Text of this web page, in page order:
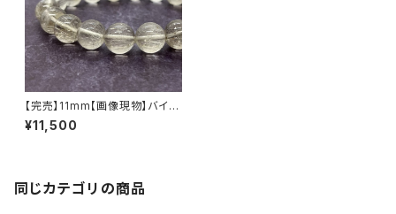
【完売】11mm【画像現物】バイー
ア州産 サゲニティッククォーツ
（針水晶）ブレスレット
¥11,500
同じカテゴリの商品